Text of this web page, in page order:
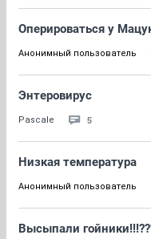
Оперироваться у
Анонимный пользователь
Энтеровирус
Pascale 5
Низкая температура
Анонимный пользователь
Высыпали